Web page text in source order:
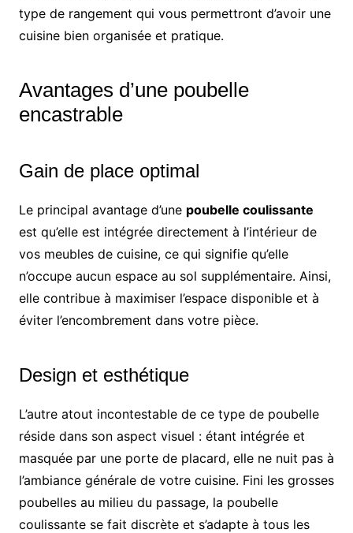
type de rangement qui vous permettront d’avoir une
cuisine bien organisée et pratique.
Avantages d’une poubelle
encastrable
Gain de place optimal
Le principal avantage d’une poubelle coulissante
est qu’elle est intégrée directement à l’intérieur de
vos meubles de cuisine, ce qui signifie qu’elle
n’occupe aucun espace au sol supplémentaire. Ainsi,
elle contribue à maximiser l’espace disponible et à
éviter l’encombrement dans votre pièce.
Design et esthétique
L’autre atout incontestable de ce type de poubelle
réside dans son aspect visuel : étant intégrée et
masquée par une porte de placard, elle ne nuit pas à
l’ambiance générale de votre cuisine. Fini les grosses
poubelles au milieu du passage, la poubelle
coulissante se fait discrète et s’adapte à tous les